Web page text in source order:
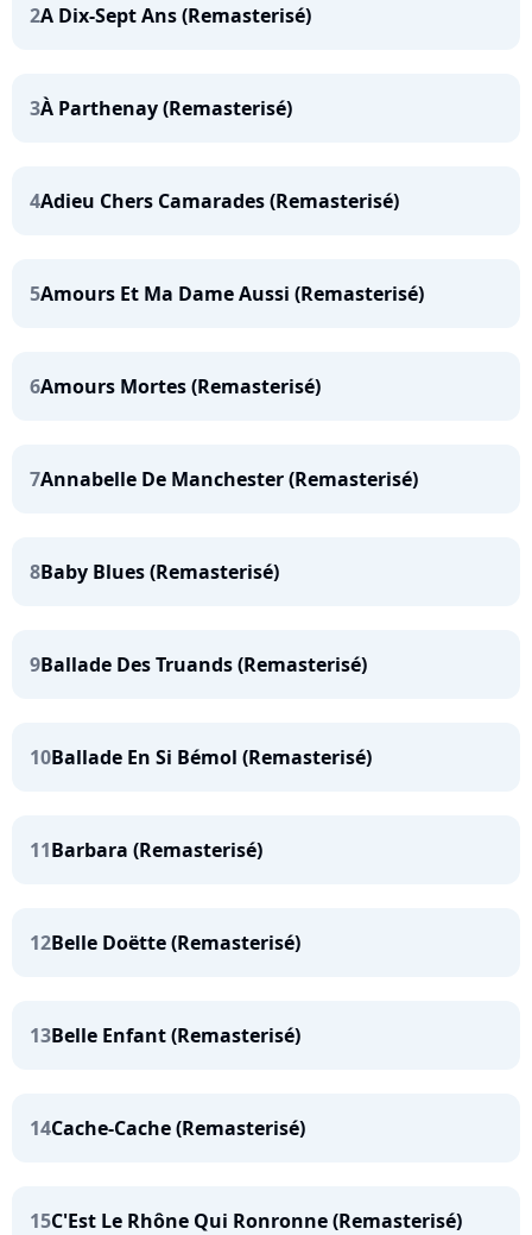
2A Dix-Sept Ans (Remasterisé)
3À Parthenay (Remasterisé)
4Adieu Chers Camarades (Remasterisé)
5Amours Et Ma Dame Aussi (Remasterisé)
6Amours Mortes (Remasterisé)
7Annabelle De Manchester (Remasterisé)
8Baby Blues (Remasterisé)
9Ballade Des Truands (Remasterisé)
10Ballade En Si Bémol (Remasterisé)
11Barbara (Remasterisé)
12Belle Doëtte (Remasterisé)
13Belle Enfant (Remasterisé)
14Cache-Cache (Remasterisé)
15C'Est Le Rhône Qui Ronronne (Remasterisé)